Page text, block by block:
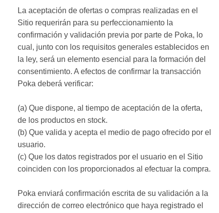
La aceptación de ofertas o compras realizadas en el
Sitio requerirán para su perfeccionamiento la
confirmación y validación previa por parte de Poka, lo
cual, junto con los requisitos generales establecidos en
la ley, será un elemento esencial para la formación del
consentimiento. A efectos de confirmar la transacción
Poka deberá verificar:
(a) Que dispone, al tiempo de aceptación de la oferta,
de los productos en stock.
(b) Que valida y acepta el medio de pago ofrecido por el
usuario.
(c) Que los datos registrados por el usuario en el Sitio
coinciden con los proporcionados al efectuar la compra.
Poka enviará confirmación escrita de su validación a la
dirección de correo electrónico que haya registrado el